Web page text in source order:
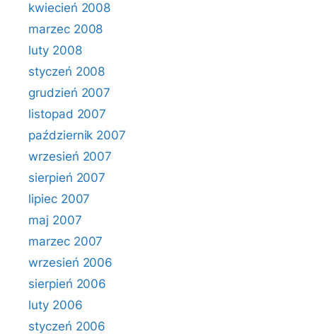
kwiecień 2008
marzec 2008
luty 2008
styczeń 2008
grudzień 2007
listopad 2007
październik 2007
wrzesień 2007
sierpień 2007
lipiec 2007
maj 2007
marzec 2007
wrzesień 2006
sierpień 2006
luty 2006
styczeń 2006